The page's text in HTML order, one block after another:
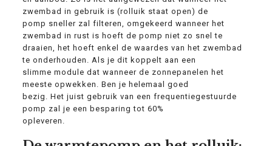
zwembad in gebruik is (rolluik staat open) de
pomp sneller zal filteren, omgekeerd wanneer het
zwembad in rust is hoeft de pomp niet zo snel te
draaien, het hoeft enkel de waardes van het zwembad
te onderhouden. Als je dit koppelt aan een
slimme module dat wanneer de zonnepanelen het
meeste opwekken. Ben je helemaal goed
bezig. Het juist gebruik van een frequentiegestuurde
pomp zal je een besparing tot 60%
opleveren.